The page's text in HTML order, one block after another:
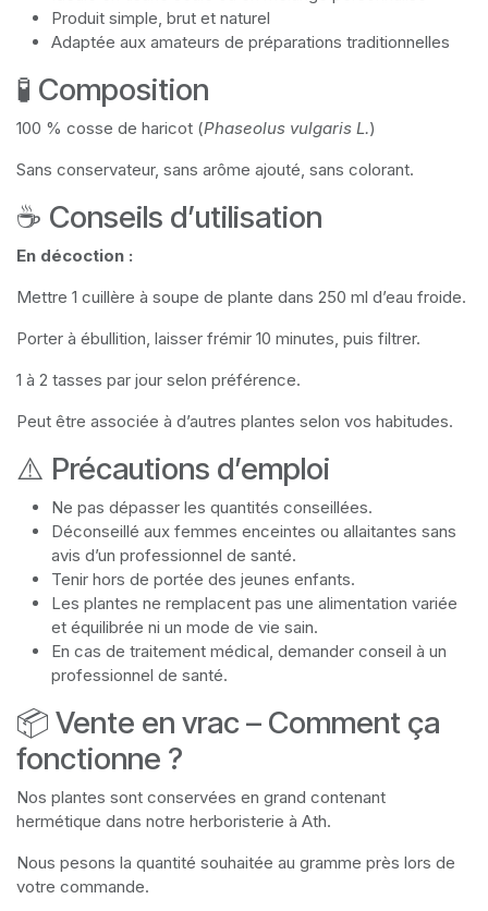
Produit simple, brut et naturel
Adaptée aux amateurs de préparations traditionnelles
🧪 Composition
100 % cosse de haricot (Phaseolus vulgaris L.)
Sans conservateur, sans arôme ajouté, sans colorant.
☕ Conseils d’utilisation
En décoction :
Mettre 1 cuillère à soupe de plante dans 250 ml d’eau froide.
Porter à ébullition, laisser frémir 10 minutes, puis filtrer.
1 à 2 tasses par jour selon préférence.
Peut être associée à d’autres plantes selon vos habitudes.
⚠️ Précautions d’emploi
Ne pas dépasser les quantités conseillées.
Déconseillé aux femmes enceintes ou allaitantes sans
avis d’un professionnel de santé.
Tenir hors de portée des jeunes enfants.
Les plantes ne remplacent pas une alimentation variée
et équilibrée ni un mode de vie sain.
En cas de traitement médical, demander conseil à un
professionnel de santé.
📦 Vente en vrac – Comment ça
fonctionne ?
Nos plantes sont conservées en grand contenant
hermétique dans notre herboristerie à Ath.
Nous pesons la quantité souhaitée au gramme près lors de
votre commande.